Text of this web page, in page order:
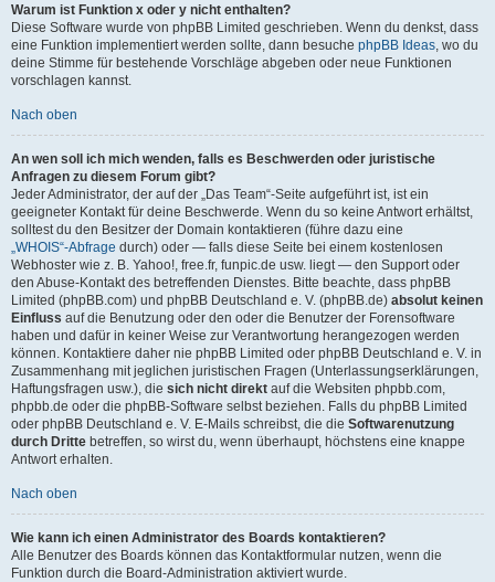
Warum ist Funktion x oder y nicht enthalten?
Diese Software wurde von phpBB Limited geschrieben. Wenn du denkst, dass
eine Funktion implementiert werden sollte, dann besuche phpBB Ideas , wo du
deine Stimme für bestehende Vorschläge abgeben oder neue Funktionen
vorschlagen kannst.
Nach oben
An wen soll ich mich wenden, falls es Beschwerden oder juristische
Anfragen zu diesem Forum gibt?
Jeder Administrator, der auf der „Das Team“-Seite aufgeführt ist, ist ein
geeigneter Kontakt für deine Beschwerde. Wenn du so keine Antwort erhältst,
solltest du den Besitzer der Domain kontaktieren (führe dazu eine
„WHOIS“-Abfrage durch) oder — falls diese Seite bei einem kostenlosen
Webhoster wie z. B. Yahoo!, free.fr, funpic.de usw. liegt — den Support oder
den Abuse-Kontakt des betreffenden Dienstes. Bitte beachte, dass phpBB
Limited (phpBB.com) und phpBB Deutschland e. V. (phpBB.de) absolut keinen
Einfluss auf die Benutzung oder den oder die Benutzer der Forensoftware
haben und dafür in keiner Weise zur Verantwortung herangezogen werden
können. Kontaktiere daher nie phpBB Limited oder phpBB Deutschland e. V. in
Zusammenhang mit jeglichen juristischen Fragen (Unterlassungserklärungen,
Haftungsfragen usw.), die sich nicht direkt auf die Websiten phpbb.com,
phpbb.de oder die phpBB-Software selbst beziehen. Falls du phpBB Limited
oder phpBB Deutschland e. V. E-Mails schreibst, die die Softwarenutzung
durch Dritte betreffen, so wirst du, wenn überhaupt, höchstens eine knappe
Antwort erhalten.
Nach oben
Wie kann ich einen Administrator des Boards kontaktieren?
Alle Benutzer des Boards können das Kontaktformular nutzen, wenn die
Funktion durch die Board-Administration aktiviert wurde.